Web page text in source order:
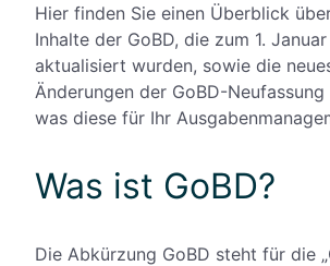
Hier finden Sie einen Überblick
Inhalte der GoBD, die zum 1.
aktualisiert wurden, sowie die
Änderungen der GoBD-
was diese für Ihr
Was ist GoBD?
Die Abkürzung GoBD steht für die